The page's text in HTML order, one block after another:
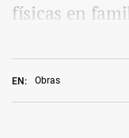
EN: Obras
físicas en